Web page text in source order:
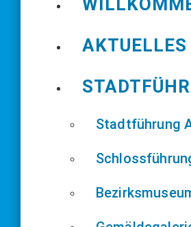
AKTUELLES
Stadtführung